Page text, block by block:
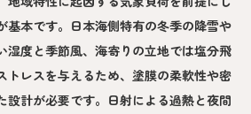
基本です。日本海側特有の冬季の降雪や
湿度と季節風、海寄りの立地では塩分飛
トレスを与えるため、塗膜の柔軟性や密
設計が必要です。日射による過熱と夜間